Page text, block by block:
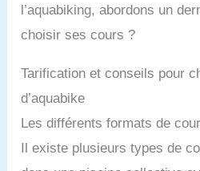
l’aquabiking, abordons un
choisir ses cours ?
Tarification et conseils pour
d’aquabike
Les différents formats de
Il existe plusieurs types de